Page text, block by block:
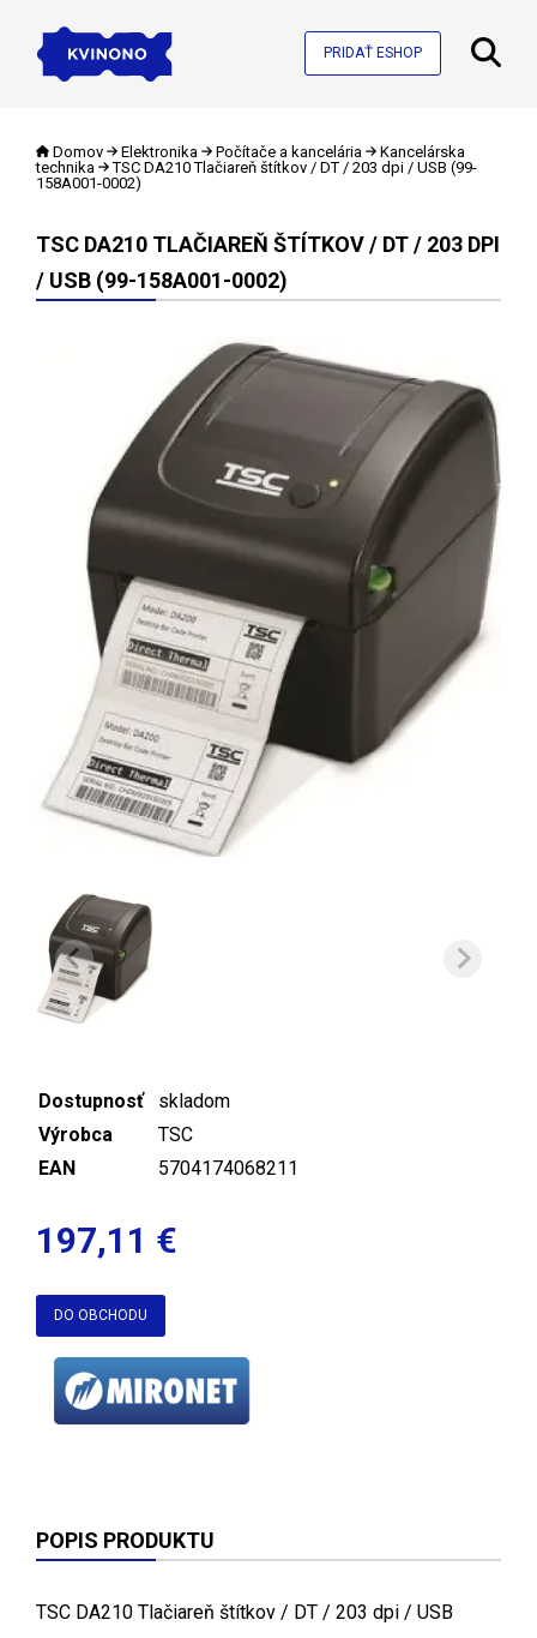
PRIDAŤ ESHOP
Domov Elektronika Počítače a kancelária
Kancelárska
technika
TSC DA210 Tlačiareň štítkov / DT / 203 dpi / USB (99-
158A001-0002)
TSC DA210 TLAČIAREŇ ŠTÍTKOV / DT / 203 DPI
/ USB (99-158A001-0002)
Dostupnosť
skladom
Výrobca
TSC
EAN
5704174068211
197,11 €
DO OBCHODU
POPIS PRODUKTU
TSC DA210 Tlačiareň štítkov / DT / 203 dpi / USB